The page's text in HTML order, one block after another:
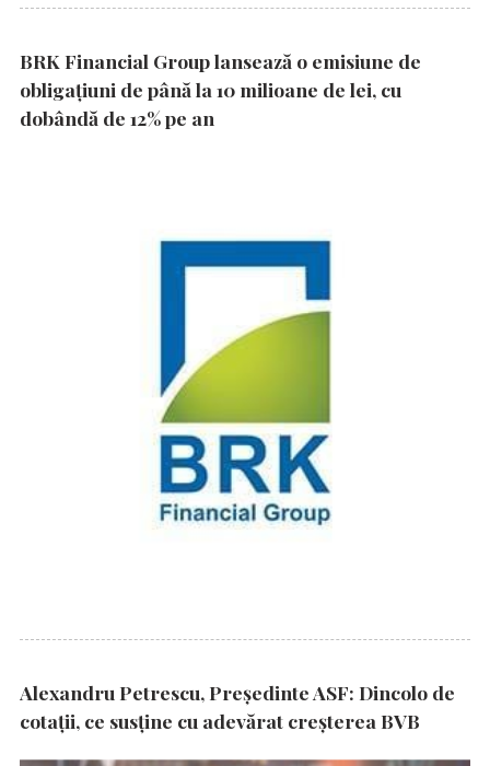
BRK Financial Group lansează o emisiune de
obligațiuni de până la 10 milioane de lei, cu
dobândă de 12% pe an
Alexandru Petrescu, Președinte ASF: Dincolo de
cotații, ce susține cu adevărat creșterea BVB